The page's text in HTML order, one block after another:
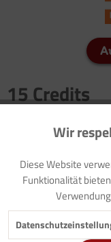
15 Credits
Vorwort:
Vorlage: Elternbrief
Nursery Rhyme:
Funktionale
Marketing
Tracking
Wir
Diese Website
Funktionalität